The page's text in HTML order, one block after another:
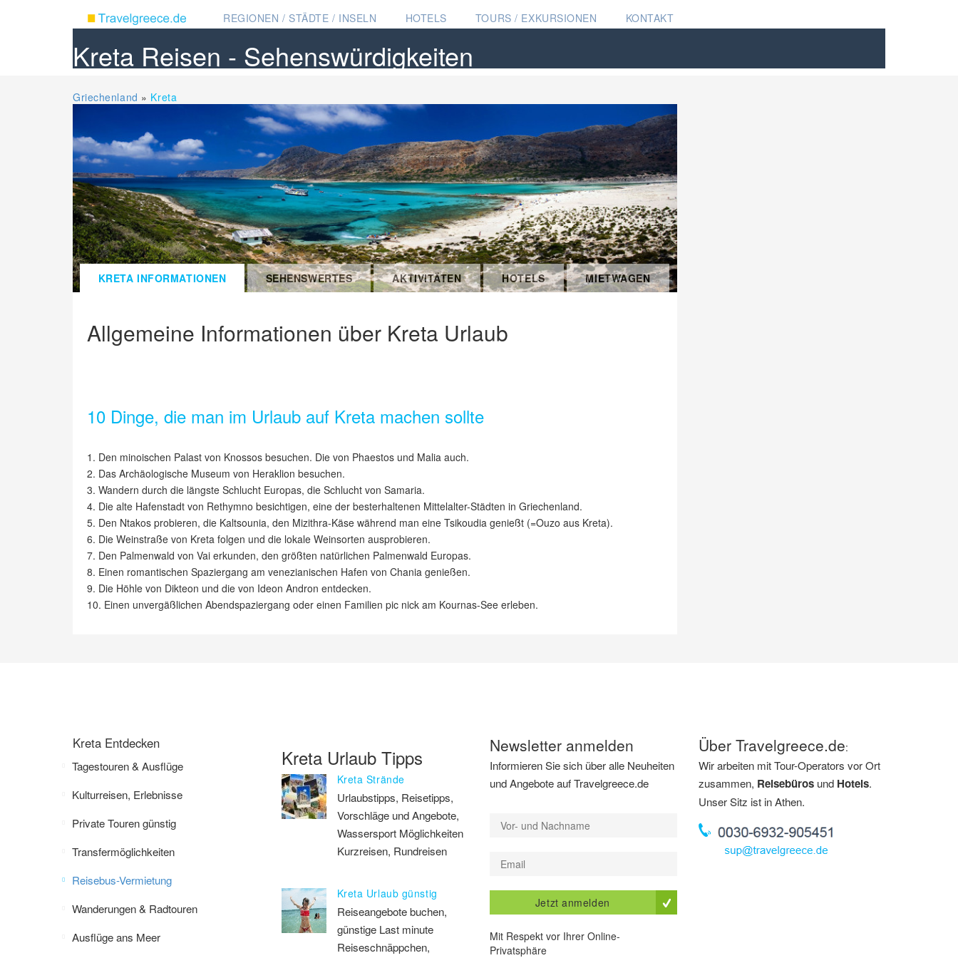
REGIONEN / STÄDTE / INSELN HOTELS TOURS / EXKURSIONEN KONTAKT
Kreta Reisen - Sehenswürdigkeiten
Griechenland » Kreta
KRETA INFORMATIONEN SEHENSWERTES AKTIVITÄTEN HOTELS MIETWAGEN
Allgemeine Informationen über Kreta Urlaub
10 Dinge, die man im Urlaub auf Kreta machen sollte
1. Den minoischen Palast von Knossos besuchen. Die von Phaestos und Malia auch.
2. Das Archäologische Museum von Heraklion besuchen.
3. Wandern durch die längste Schlucht Europas, die Schlucht von Samaria.
4. Die alte Hafenstadt von Rethymno besichtigen, eine der besterhaltenen Mittelalter-Städten in Griechenland.
5. Den Ntakos probieren, die Kaltsounia, den Mizithra-Käse während man eine Tsikoudia genießt (=Ouzo aus Kreta).
6. Die Weinstraße von Kreta folgen und die lokale Weinsorten ausprobieren.
7. Den Palmenwald von Vai erkunden, den größten natürlichen Palmenwald Europas.
8. Einen romantischen Spaziergang am venezianischen Hafen von Chania genießen.
9. Die Höhle von Dikteon und die von Ideon Andron entdecken.
10. Einen unvergäßlichen Abendspaziergang oder einen Familien pic nick am Kournas-See erleben.
Kreta Entdecken
Tagestouren & Ausflüge
Kulturreisen, Erlebnisse
Private Touren günstig
Transfermöglichkeiten
Reisebus-Vermietung
Wanderungen & Radtouren
Ausflüge ans Meer
Kreta Urlaub Tipps
Kreta Strände
Urlaubstipps, Reisetipps,
Vorschläge und Angebote,
Wassersport Möglichkeiten
Kurzreisen, Rundreisen
Kreta Urlaub günstig
Reiseangebote buchen,
günstige Last minute
Reiseschnäppchen,
Newsletter anmelden
Informieren Sie sich über alle Neuheiten
und Angebote auf Travelgreece.de
Jetzt anmelden
Mit Respekt vor Ihrer Online-
Privatsphäre
Über Travelgreece.de:
Wir arbeiten mit Tour-Operators vor Ort
zusammen, Reisebürosund Hotels.
Unser Sitz ist in Athen.